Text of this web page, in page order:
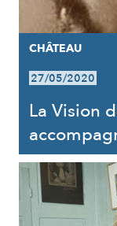
CHÂTEAU
27/05/2020
La Vision